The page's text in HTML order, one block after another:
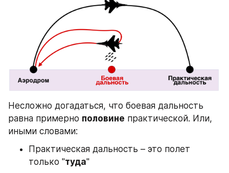
Несложно догадаться, что боевая дальность
равна примерно половине практической. Или,
иными словами:
Практическая дальность – это полет
только "туда"